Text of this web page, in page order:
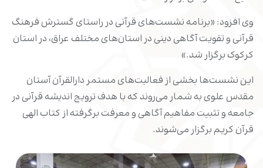
وی افزود: «برنامه نشست‌های قرآنی در راستای گسترش فرهنگ
قرآنی و تقویت آگاهی دینی در استان‌های مختلف عراق، در استان
کرکوک برگزار شد.»
این نشست‌ها بخشی از فعالیت‌های مستمر دارالقرآن آستان
مقدس علوی به شمار می‌روند که با هدف ترویج اندیشه قرآنی در
جامعه و تثبیت مفاهیم آگاهی و معرفت برگرفته از کتاب الهی
قرآن کریم برگزار می‌شوند.